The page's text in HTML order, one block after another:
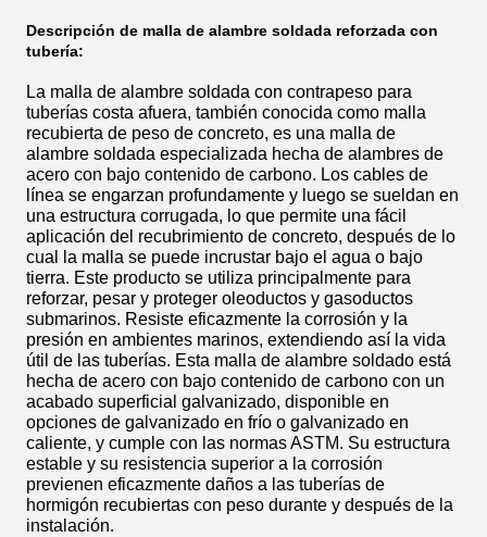
Descripción de malla de alambre soldada reforzada con
tubería:
La malla de alambre soldada con contrapeso para
tuberías costa afuera, también conocida como malla
recubierta de peso de concreto, es una malla de
alambre soldada especializada hecha de alambres de
acero con bajo contenido de carbono. Los cables de
línea se engarzan profundamente y luego se sueldan en
una estructura corrugada, lo que permite una fácil
aplicación del recubrimiento de concreto, después de lo
cual la malla se puede incrustar bajo el agua o bajo
tierra. Este producto se utiliza principalmente para
reforzar, pesar y proteger oleoductos y gasoductos
submarinos. Resiste eficazmente la corrosión y la
presión en ambientes marinos, extendiendo así la vida
útil de las tuberías. Esta malla de alambre soldado está
hecha de acero con bajo contenido de carbono con un
acabado superficial galvanizado, disponible en
opciones de galvanizado en frío o galvanizado en
caliente, y cumple con las normas ASTM. Su estructura
estable y su resistencia superior a la corrosión
previenen eficazmente daños a las tuberías de
hormigón recubiertas con peso durante y después de la
instalación.